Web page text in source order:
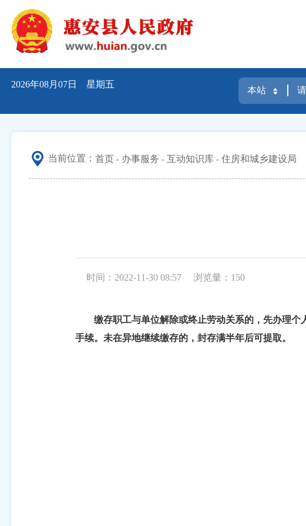
2026年08月07日 星期五
当前位置： 首页 办事服务 互动知识库 住房和城乡建设局
时间：2022-11-30 08:57 浏览量： 150
缴存职工与单位解除或终止劳动关系的，先办理
手续。未在异地继续缴存的，封存满半年后可提取。